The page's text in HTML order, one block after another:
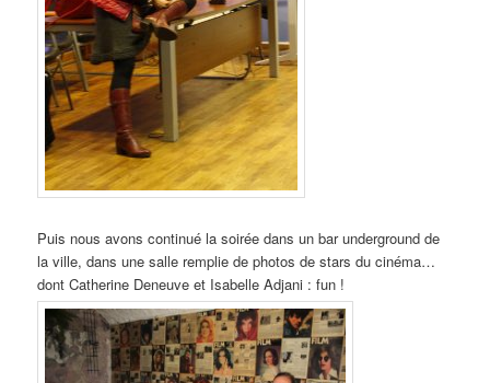
Puis nous avons continué la soirée dans un bar underground de
la ville, dans une salle remplie de photos de stars du cinéma…
dont Catherine Deneuve et Isabelle Adjani : fun !